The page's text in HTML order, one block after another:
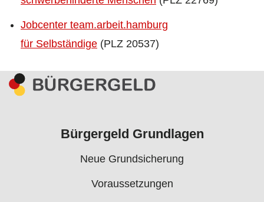
Jobcenter team.arbeit.hamburg
für Selbständige (PLZ 20537)
Bürgergeld Grundlagen
Neue Grundsicherung
Voraussetzungen